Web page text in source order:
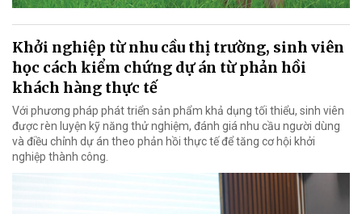
Khởi nghiệp từ nhu cầu thị trường, sinh viên
học cách kiểm chứng dự án từ phản hồi
khách hàng thực tế
Với phương pháp phát triển sản phẩm khả dụng tối thiểu, sinh viên
được rèn luyện kỹ năng thử nghiệm, đánh giá nhu cầu người dùng
và điều chỉnh dự án theo phản hồi thực tế để tăng cơ hội khởi
nghiệp thành công.